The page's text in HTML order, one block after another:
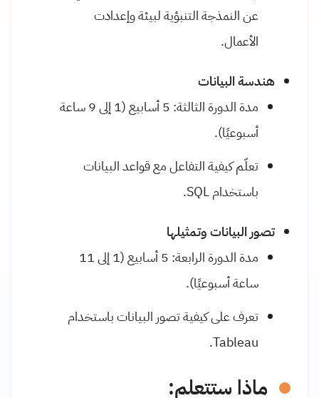
عن النمذجة التنبؤية لبيئة وإعدادت
الأعمال.
هندسة البيانات
مدة الدورة الثالثة: 5 أسابيع (1 إلى 9 ساعة
أسبوعيًا).
تعلّم كيفية التفاعل مع قواعد البيانات
باستخدام SQL.
تصور البيانات وتمثيلها
مدة الدورة الرابعة: 5 أسابيع (1 إلى 11
ساعة أسبوعيًا).
تعرف على كيفية تصور البيانات باستخدام
Tableau.
ماذا ستتعلم: